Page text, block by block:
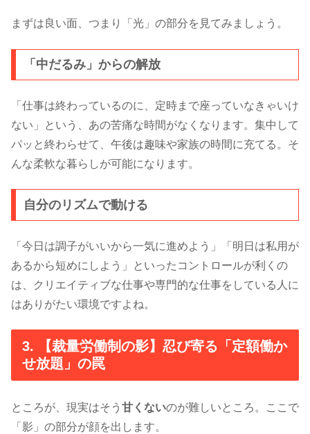
まずは良い面、つまり「光」の部分を見てみましょう。
「中だるみ」からの解放
「仕事は終わっているのに、定時まで座っていなきゃいけ
ない」という、あの苦痛な時間がなくなります。集中して
パッと終わらせて、午後は趣味や家族の時間に充てる。そ
んな柔軟な暮らしが可能になります。
自分のリズムで動ける
「今日は調子がいいから一気に進めよう」「明日は私用が
あるから短めにしよう」といったコントロールが利くの
は、クリエイティブな仕事や専門的な仕事をしている人に
はありがたい環境ですよね。
3. 【裁量労働制の影】忍び寄る「定額働か
せ放題」の罠
ところが、現実はそう 甘くないのが難しいところ。ここで
「影」の部分が顔を出します。